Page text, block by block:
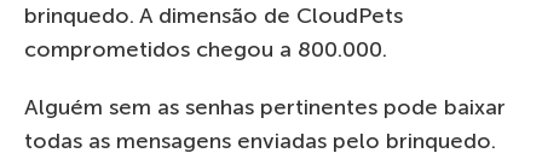
brinquedo. A dimensão de CloudPets
comprometidos chegou a 800.000.
Alguém sem as senhas pertinentes pode baixar
todas as mensagens enviadas pelo brinquedo.